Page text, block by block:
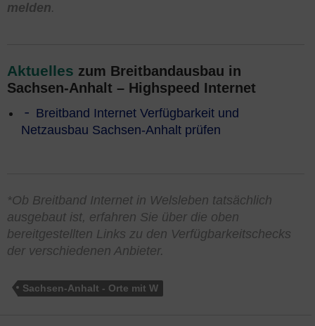
melden.
Aktuelles zum Breitbandausbau in
Sachsen-Anhalt – Highspeed Internet
Breitband Internet Verfügbarkeit und
Netzausbau Sachsen-Anhalt prüfen
*Ob Breitband Internet in Welsleben tatsächlich
ausgebaut ist, erfahren Sie über die oben
bereitgestellten Links zu den Verfügbarkeitschecks
der verschiedenen Anbieter.
Sachsen-Anhalt - Orte mit W